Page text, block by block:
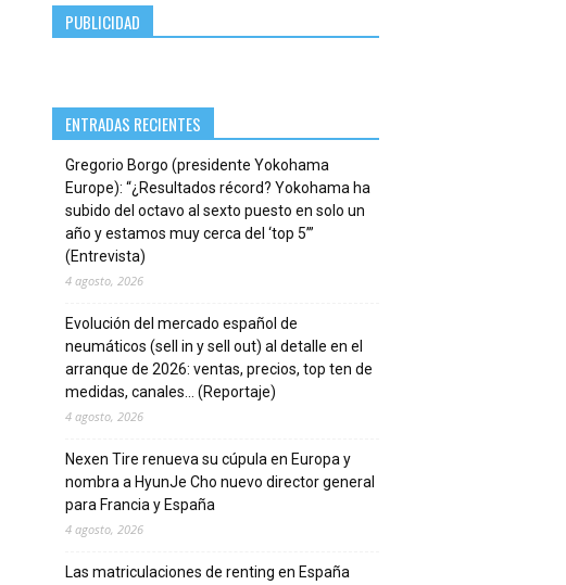
PUBLICIDAD
ENTRADAS RECIENTES
Gregorio Borgo (presidente Yokohama
Europe): “¿Resultados récord? Yokohama ha
subido del octavo al sexto puesto en solo un
año y estamos muy cerca del ‘top 5’”
(Entrevista)
4 agosto, 2026
Evolución del mercado español de
neumáticos (sell in y sell out) al detalle en el
arranque de 2026: ventas, precios, top ten de
medidas, canales… (Reportaje)
4 agosto, 2026
Nexen Tire renueva su cúpula en Europa y
nombra a HyunJe Cho nuevo director general
para Francia y España
4 agosto, 2026
Las matriculaciones de renting en España